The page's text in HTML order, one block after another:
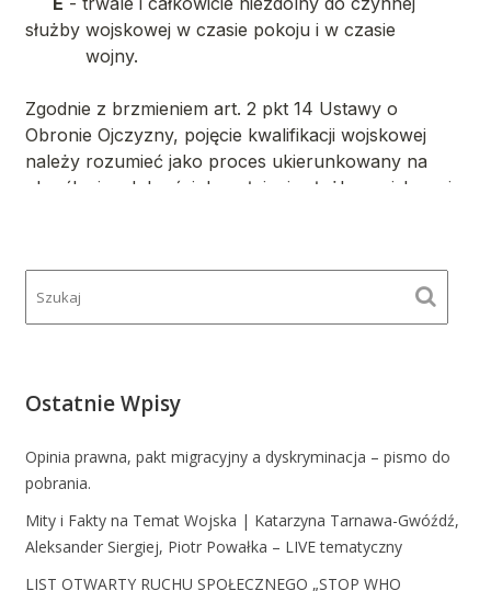
Ostatnie Wpisy
Opinia prawna, pakt migracyjny a dyskryminacja – pismo do
pobrania.
Mity i Fakty na Temat Wojska | Katarzyna Tarnawa-Gwóźdź,
Aleksander Siergiej, Piotr Powałka – LIVE tematyczny
LIST OTWARTY RUCHU SPOŁECZNEGO „STOP WHO